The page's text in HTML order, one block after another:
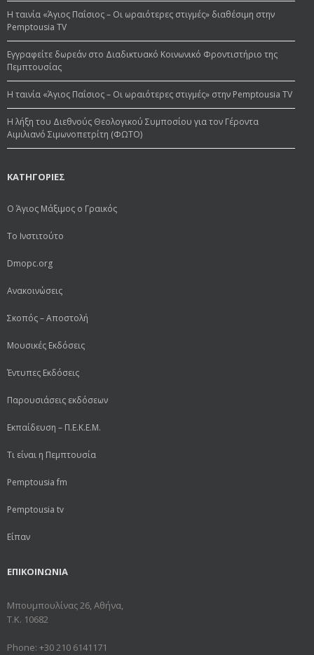
Η ταινία «Άγιος Παΐσιος – Οι ωραιότερες στιγμές» διαθέσιμη στην
Pemptousia TV
Εγγραφείτε δωρεάν στο Διαδικτυακό Κοινωνικό Φροντιστήριο της
Πεμπτουσίας
Η ταινία «Άγιος Παΐσιος – Οι ωραιότερες στιγμές» στην Pemptousia TV
Η λήξη του Διεθνούς Θεολογικού Συμποσίου για τον Γέροντα
Αιμιλιανό Σιμωνοπετρίτη (ΦΩΤΟ)
ΚΑΤΗΓΟΡΙΕΣ
Ο Άγιος Μάξιμος ο Γραικός
Το Ινστιτούτο
Dmopc.org
Ανακοινώσεις
Σκοπός – Αποστολή
Μουσικές Εκδόσεις
Έντυπες Εκδόσεις
Παρουσιάσεις εκδόσεων
Εκπαίδευση – Π.Ε.Κ.Ε.Μ.
Τι είναι η Πεμπτουσία
Pemptousia fm
Pemptousia tv
Είπαν
ΕΠΙΚΟΙΝΩΝΙΑ
Μπουμπουλίνας 26, Αθήνα,
Τ.Κ. 10682
Phone: +30 210 6141171